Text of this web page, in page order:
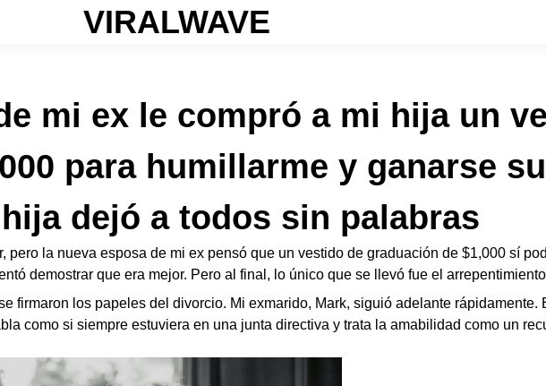
VIRALWAVE
mi ex le compró a mi hija un
para humillarme y ganarse
dejó a todos sin palabras
pero la nueva esposa de mi ex pensó que un vestido de graduación de $1,000 sí
demostrar que era mejor. Pero al final, lo único que se llevó fue el
firmaron los papeles del divorcio. Mi exmarido, Mark, siguió adelante rápidamente.
como si siempre estuviera en una junta directiva y trata la amabilidad como un